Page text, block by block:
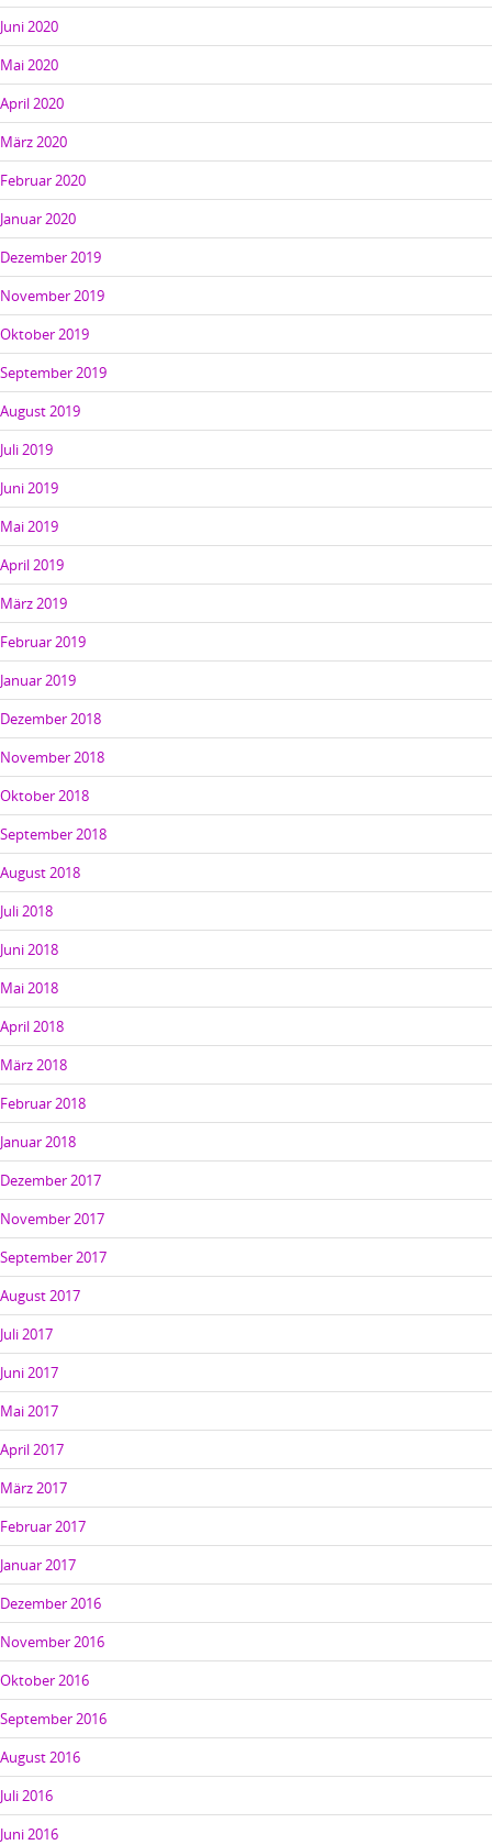
Juni 2020
Mai 2020
April 2020
März 2020
Februar 2020
Januar 2020
Dezember 2019
November 2019
Oktober 2019
September 2019
August 2019
Juli 2019
Juni 2019
Mai 2019
April 2019
März 2019
Februar 2019
Januar 2019
Dezember 2018
November 2018
Oktober 2018
September 2018
August 2018
Juli 2018
Juni 2018
Mai 2018
April 2018
März 2018
Februar 2018
Januar 2018
Dezember 2017
November 2017
September 2017
August 2017
Juli 2017
Juni 2017
Mai 2017
April 2017
März 2017
Februar 2017
Januar 2017
Dezember 2016
November 2016
Oktober 2016
September 2016
August 2016
Juli 2016
Juni 2016